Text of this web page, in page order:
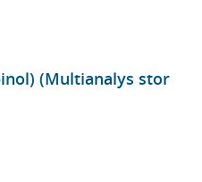
(Multianalys stor